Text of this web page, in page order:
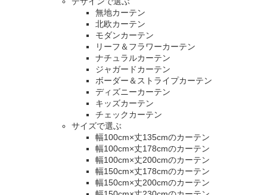
無地カーテン
北欧カーテン
モダンカーテン
リーフ＆フラワーカーテン
ナチュラルカーテン
ジャガードカーテン
ボーダー＆ストライプカーテン
ディズニーカーテン
キッズカーテン
チェックカーテン
サイズで選ぶ
幅100cm×丈135cmのカーテン
幅100cm×丈178cmのカーテン
幅100cm×丈200cmのカーテン
幅150cm×丈178cmのカーテン
幅150cm×丈200cmのカーテン